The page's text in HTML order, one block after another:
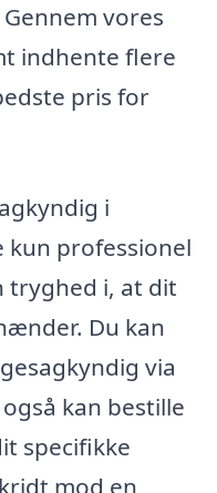
Gennem vores
indhente flere
pris for
i
kun professionel
tryghed i, at dit
Du kan
via
kan bestille
specifikke
mod en